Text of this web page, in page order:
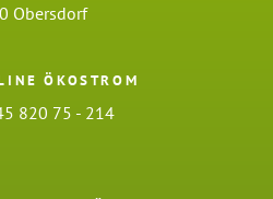
Obersdorf
ÖKOSTROM
820 75 - 214